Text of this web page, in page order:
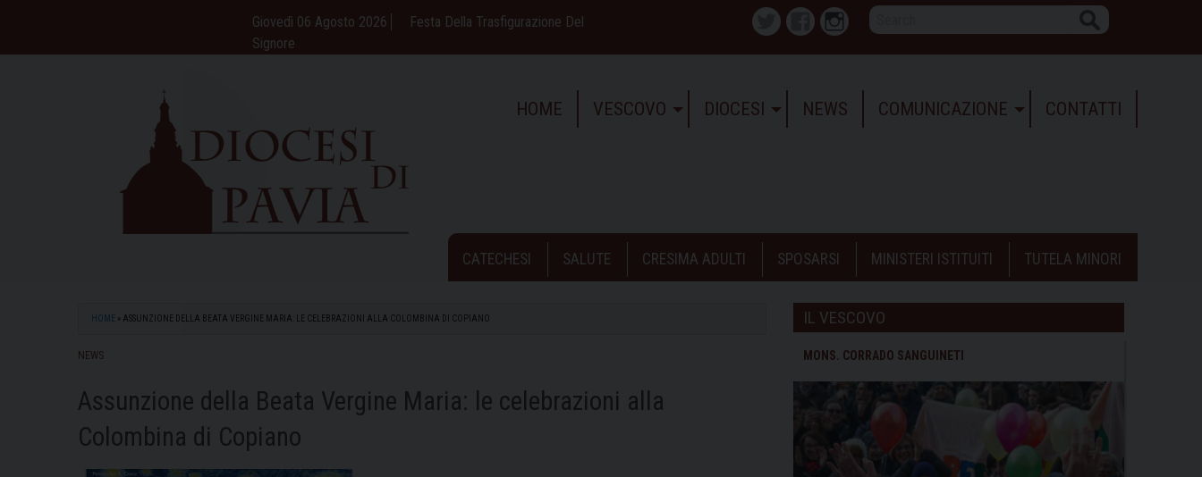
content
Giovedì 06 Agosto 2026
Festa Della Trasfigurazione Del
Signore
Twitter FacebookInstagram
HOME VESCOVO DIOCESI NEWS COMUNICAZIONE CONTATTI
CATECHESI SALUTE CRESIMA ADULTI SPOSARSI MINISTERI ISTITUITI TUTELA MINORI
HOME » ASSUNZIONE DELLA BEATA VERGINE MARIA: LE CELEBRAZIONI ALLA COLOMBINA DI COPIANO
NEWS
Assunzione della Beata Vergine Maria: le celebrazioni alla
Colombina di Copiano
IL VESCOVO
MONS. CORRADO SANGUINETI